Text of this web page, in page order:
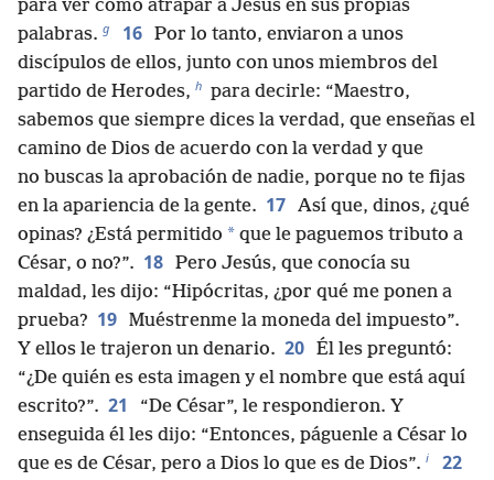
para ver cómo atrapar a Jesús en sus propias
palabras. g 16 Por lo tanto, enviaron a unos
discípulos de ellos, junto con unos miembros del
partido de Herodes, h para decirle: “Maestro,
sabemos que siempre dices la verdad, que enseñas el
camino de Dios de acuerdo con la verdad y que
no buscas la aprobación de nadie, porque no te fijas
en la apariencia de la gente. 17 Así que, dinos, ¿qué
opinas? ¿Está permitido * que le paguemos tributo a
César, o no?”. 18 Pero Jesús, que conocía su
maldad, les dijo: “Hipócritas, ¿por qué me ponen a
prueba? 19 Muéstrenme la moneda del impuesto”.
Y ellos le trajeron un denario. 20 Él les preguntó:
“¿De quién es esta imagen y el nombre que está aquí
escrito?”. 21
“De César”, le respondieron. Y
enseguida él les dijo: “Entonces, páguenle a César lo
que es de César, pero a Dios lo que es de Dios”. i 22